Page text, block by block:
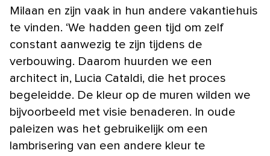
Milaan en zijn vaak in hun andere vakantiehuis
te vinden. ‘We hadden geen tijd om zelf
constant aanwezig te zijn tijdens de
verbouwing. Daarom huurden we een
architect in, Lucia Cataldi, die het proces
begeleidde. De kleur op de muren wilden we
bijvoorbeeld met visie benaderen. In oude
paleizen was het gebruikelijk om een
lambrisering van een andere kleur te